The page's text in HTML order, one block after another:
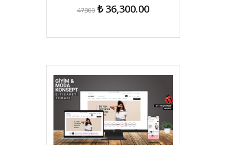
47800₺ 36,300.00